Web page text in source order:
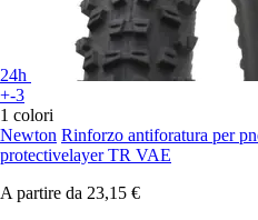
24h
+-3
1 colori
Newton Rinforzo antiforatura per
protectivelayer TR VAE
A partire da 23,15 €